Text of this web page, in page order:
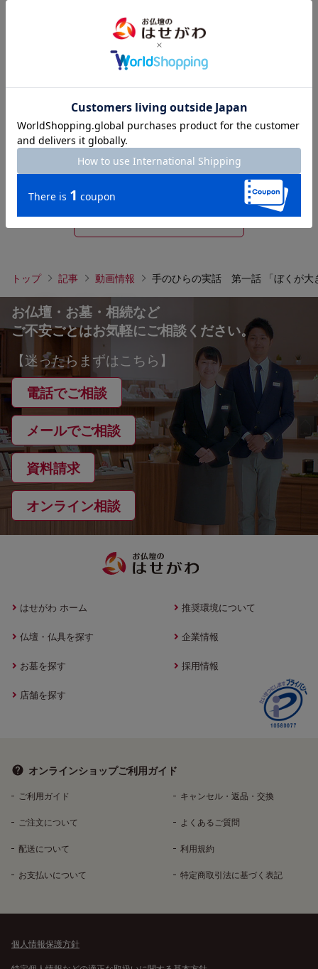
教えて!!はせがわさん お仏壇は必要で
すか？
大きな不安を解決した わが家の「小
2026年01月09日
トップ 記事 動画情報 手のひらの実話 第一話 「ぼくが大
お仏壇・お墓・相続など
ご不安ごとはお気軽にご相談ください。
【迷ったらまずはこちら】
電話でご相談
メールでご相談
資料請求
オンライン相談
はせがわ ホーム
仏壇・仏具を探す
お墓を探す
店舗を探す
推奨環境について
企業情報
採用情報
オンラインショップご利用ガイド
ご利用ガイド
ご注文について
配送について
お支払いについて
キャンセル・返品・交換
よくあるご質問
利用規約
特定商取引法に基づく表記
個人情報保護方針